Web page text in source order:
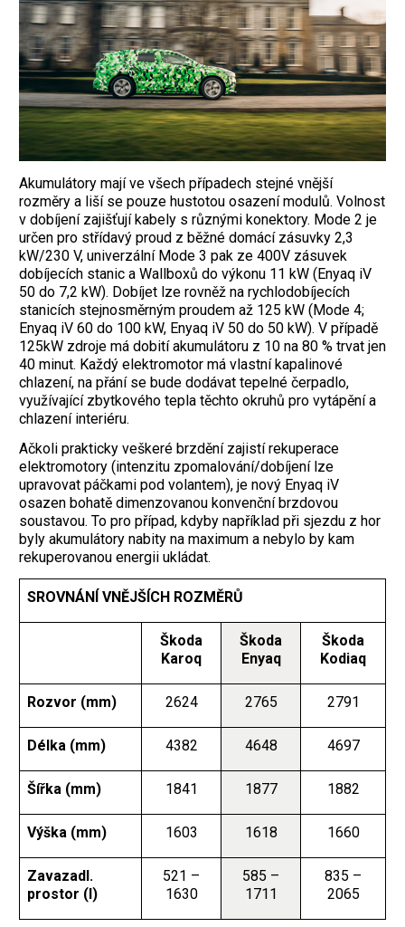
Akumulátory mají ve všech případech stejné vnější
rozměry a liší se pouze hustotou osazení modulů. Volnost
v dobíjení zajišťují kabely s různými konektory. Mode 2 je
určen pro střídavý proud z běžné domácí zásuvky 2,3
kW/230 V, univerzální Mode 3 pak ze 400V zásuvek
dobíjecích stanic a Wallboxů do výkonu 11 kW (Enyaq iV
50 do 7,2 kW). Dobíjet lze rovněž na rychlodobíjecích
stanicích stejnosměrným proudem až 125 kW (Mode 4;
Enyaq iV 60 do 100 kW, Enyaq iV 50 do 50 kW). V případě
125kW zdroje má dobití akumulátoru z 10 na 80 % trvat jen
40 minut. Každý elektromotor má vlastní kapalinové
chlazení, na přání se bude dodávat tepelné čerpadlo,
využívající zbytkového tepla těchto okruhů pro vytápění a
chlazení interiéru.
Ačkoli prakticky veškeré brzdění zajistí rekuperace
elektromotory (intenzitu zpomalování/dobíjení lze
upravovat páčkami pod volantem), je nový Enyaq iV
osazen bohatě dimenzovanou konvenční brzdovou
soustavou. To pro případ, kdyby například při sjezdu z hor
byly akumulátory nabity na maximum a nebylo by kam
rekuperovanou energii ukládat.
SROVNÁNÍ VNĚJŠÍCH ROZMĚRŮ
Škoda
Karoq
Škoda
Enyaq
Škoda
Kodiaq
Rozvor (mm) 2624 2765 2791
Délka (mm) 4382 4648 4697
Šířka (mm) 1841 1877 1882
Výška (mm) 1603 1618 1660
Zavazadl.
prostor (l)
521 –
1630
585 –
1711
835 –
2065